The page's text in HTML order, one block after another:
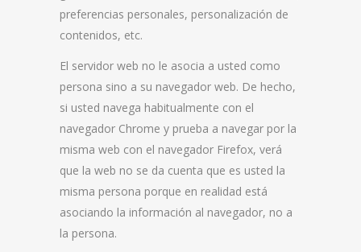
preferencias personales, personalización de
contenidos, etc.
El servidor web no le asocia a usted como
persona sino a su navegador web. De hecho,
si usted navega habitualmente con el
navegador Chrome y prueba a navegar por la
misma web con el navegador Firefox, verá
que la web no se da cuenta que es usted la
misma persona porque en realidad está
asociando la información al navegador, no a
la persona.